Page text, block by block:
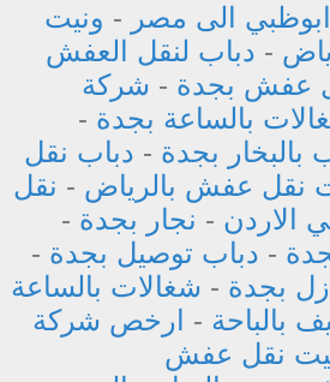
الى مصر - ونيت
- دباب لنقل العفش
عفش بجدة - شركة
بالساعة بجدة -
بجدة - دباب نقل
نقل عفش بالرياض - نقل
الاردن - نجار بجدة -
- دباب توصيل بجدة -
بجدة - شغالات بالساعة
بالباحة - ارخص شركة
نقل عفش